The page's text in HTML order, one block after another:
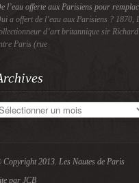
l’eau offerte aux Parisiens pour
a offert de l’eau aux Parisiens ? 1870,
d’art britannique sir
Paris (rue
Archives
Copyright 2013. Les Nautes de Paris
par JCB